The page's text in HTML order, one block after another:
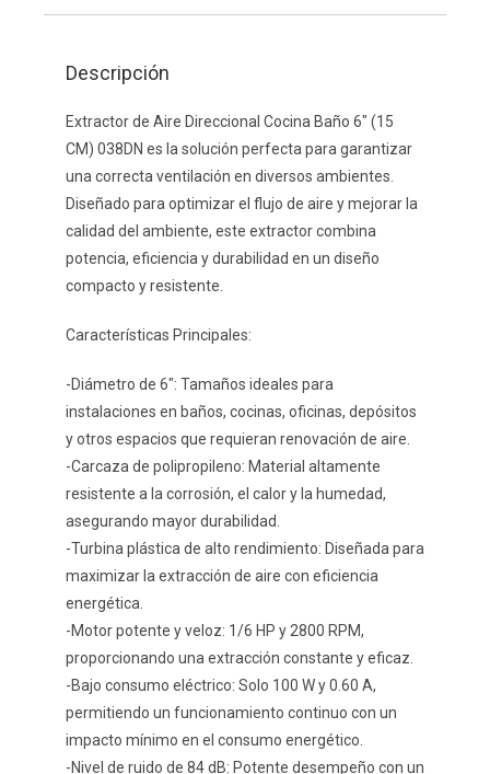
Descripción
Extractor de Aire Direccional Cocina Baño 6″ (15
CM) 038DN es la solución perfecta para garantizar
una correcta ventilación en diversos ambientes.
Diseñado para optimizar el flujo de aire y mejorar la
calidad del ambiente, este extractor combina
potencia, eficiencia y durabilidad en un diseño
compacto y resistente.
Características Principales:
-Diámetro de 6″: Tamaños ideales para
instalaciones en baños, cocinas, oficinas, depósitos
y otros espacios que requieran renovación de aire.
-Carcaza de polipropileno: Material altamente
resistente a la corrosión, el calor y la humedad,
asegurando mayor durabilidad.
-Turbina plástica de alto rendimiento: Diseñada para
maximizar la extracción de aire con eficiencia
energética.
-Motor potente y veloz: 1/6 HP y 2800 RPM,
proporcionando una extracción constante y eficaz.
-Bajo consumo eléctrico: Solo 100 W y 0.60 A,
permitiendo un funcionamiento continuo con un
impacto mínimo en el consumo energético.
-Nivel de ruido de 84 dB: Potente desempeño con un